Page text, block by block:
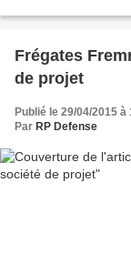
Frégates
de projet
Publié le 29/04/2015 à
Par RP Defense